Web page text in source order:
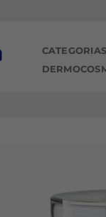
CATEGORIAS